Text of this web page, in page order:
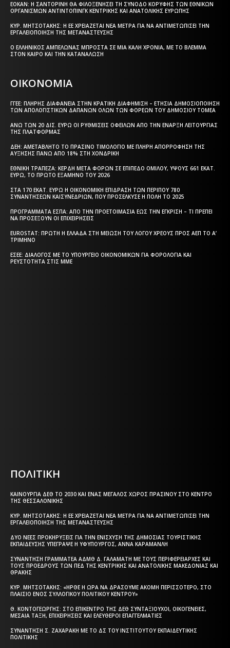
ΕΟΚΑΝ: Η ΣΑΝΤΟΡΊΝΗ ΘΑ ΦΙΛΟΞΕΝΉΣΕΙ ΤΗ ΣΎΝΟΔΟ ΚΟΡΥΦΉΣ ΤΩΝ ΕΘΝΙΚΏΝ
ΟΡΓΑΝΙΣΜΏΝ ΑΝΤΙΝΤΌΠΙΝΓΚ ΚΕΝΤΡΙΚΉΣ ΚΑΙ ΑΝΑΤΟΛΙΚΉΣ ΕΥΡΏΠΗΣ
ΚΥΡ. ΜΗΤΣΟΤΆΚΗΣ: Η ΕΕ ΧΡΕΙΆΖΕΤΑΙ ΝΈΑ ΜΈΤΡΑ ΓΙΑ ΝΑ ΑΝΤΙΜΕΤΩΠΊΣΕΙ ΤΗΝ
ΕΡΓΑΛΕΙΟΠΟΊΗΣΗ ΤΗΣ ΜΕΤΑΝΆΣΤΕΥΣΗΣ
Ο ΕΛΛΗΝΙΚΌΣ ΑΜΠΕΛΏΝΑΣ ΜΠΡΟΣΤΆ ΣΕ ΜΙΑ ΚΑΛΉ ΧΡΟΝΙΆ, ΜΕ ΤΟ ΒΛΈΜΜΑ
ΣΤΟΝ ΚΑΙΡΌ ΚΑΙ ΤΗΝ ΚΑΤΑΝΆΛΩΣΗ
ΟΙΚΟΝΟΜΙΑ
ΓΓΕΕ: ΠΛΉΡΗΣ ΔΙΑΦΆΝΕΙΑ ΣΤΗΝ ΚΡΑΤΙΚΉ ΔΙΑΦΉΜΙΣΗ – EΤΉΣΙΑ ΔΗΜΟΣΙΟΠΟΊΗΣΗ
ΤΩΝ ΑΠΟΛΟΓΙΣΤΙΚΏΝ ΔΑΠΑΝΏΝ ΌΛΩΝ ΤΩΝ ΦΟΡΈΩΝ ΤΟΥ ΔΗΜΟΣΊΟΥ ΤΟΜΈΑ
ΆΝΩ ΤΩΝ 20 ΔΙΣ. ΕΥΡΏ ΟΙ ΡΥΘΜΊΣΕΙΣ ΟΦΕΙΛΏΝ ΑΠΌ ΤΗΝ ΈΝΑΡΞΗ ΛΕΙΤΟΥΡΓΊΑΣ
ΤΗΣ ΠΛΑΤΦΌΡΜΑΣ
ΔΕΗ: ΑΜΕΤΆΒΛΗΤΟ ΤΟ ΠΡΆΣΙΝΟ ΤΙΜΟΛΌΓΙΟ ΜΕ ΠΛΉΡΗ ΑΠΟΡΡΌΦΗΣΗ ΤΗΣ
ΑΎΞΗΣΗΣ ΠΆΝΩ ΑΠΌ 18% ΣΤΗ ΧΟΝΔΡΙΚΉ
ΕΘΝΙΚΉ ΤΡΆΠΕΖΑ: ΚΈΡΔΗ ΜΕΤΆ ΦΌΡΩΝ ΣΕ ΕΠΊΠΕΔΟ ΟΜΊΛΟΥ, ΎΨΟΥΣ 661 ΕΚΑΤ.
ΕΥΡΏ, ΤΟ ΠΡΏΤΟ ΕΞΆΜΗΝΟ ΤΟΥ 2026
ΣΤΑ 170 ΕΚΑΤ. ΕΥΡΏ Η ΟΙΚΟΝΟΜΙΚΉ ΕΠΊΔΡΑΣΗ ΤΩΝ ΠΕΡΊΠΟΥ 780
ΣΥΝΑΝΤΉΣΕΩΝ ΚΑΙΣΥΝΕΔΡΊΩΝ, ΠΟΥ ΠΡΟΣΈΛΚΥΣΕ Η ΠΌΛΗ ΤΟ 2025
ΠΡΟΓΡΆΜΜΑΤΑ EΣΠΑ: ΑΠΌ ΤΗΝ ΠΡΟΕΤΟΙΜΑΣΊΑ ΈΩΣ ΤΗΝ ΈΓΚΡΙΣΗ – ΤΙ ΠΡΈΠΕΙ
ΝΑ ΠΡΟΣΈΞΟΥΝ ΟΙ ΕΠΙΧΕΙΡΉΣΕΙΣ
EUROSTAT: ΠΡΏΤΗ Η ΕΛΛΆΔΑ ΣΤΗ ΜΕΊΩΣΗ ΤΟΥ ΛΌΓΟΥ ΧΡΈΟΥΣ ΠΡΟΣ ΑΕΠ ΤΟ Α’
ΤΡΊΜΗΝΟ
ΕΣΕΕ: ΔΙΆΛΟΓΟΣ ΜΕ ΤΟ ΥΠΟΥΡΓΕΊΟ ΟΙΚΟΝΟΜΙΚΏΝ ΓΙΑ ΦΟΡΟΛΟΓΊΑ ΚΑΙ
ΡΕΥΣΤΌΤΗΤΑ ΣΤΙΣ ΜΜΕ
ΠΟΛΙΤΙΚΗ
ΚΑΙΝΟΎΡΓΙΑ ΔΕΘ ΤΟ 2030 ΚΑΙ ΈΝΑΣ ΜΕΓΆΛΟΣ ΧΏΡΟΣ ΠΡΑΣΊΝΟΥ ΣΤΟ ΚΈΝΤΡΟ
ΤΗΣ ΘΕΣΣΑΛΟΝΊΚΗΣ
ΚΥΡ. ΜΗΤΣΟΤΆΚΗΣ: Η ΕΕ ΧΡΕΙΆΖΕΤΑΙ ΝΈΑ ΜΈΤΡΑ ΓΙΑ ΝΑ ΑΝΤΙΜΕΤΩΠΊΣΕΙ ΤΗΝ
ΕΡΓΑΛΕΙΟΠΟΊΗΣΗ ΤΗΣ ΜΕΤΑΝΆΣΤΕΥΣΗΣ
ΔΎΟ ΝΈΕΣ ΠΡΟΚΗΡΎΞΕΙΣ ΓΙΑ ΤΗΝ ΕΝΊΣΧΥΣΗ ΤΗΣ ΔΗΜΌΣΙΑΣ ΤΟΥΡΙΣΤΙΚΉΣ
ΕΚΠΑΊΔΕΥΣΗΣ ΥΠΈΓΡΑΨΕ Η ΥΦΥΠΟΥΡΓΌΣ, ΆΝΝΑ ΚΑΡΑΜΑΝΛΉ
ΣΥΝΆΝΤΗΣΗ ΓΡΑΜΜΑΤΈΑ ΑΔΜΘ Δ. ΓΑΛΑΜΆΤΗ ΜΕ ΤΟΥΣ ΠΕΡΙΦΕΡΕΙΆΡΧΕΣ ΚΑΙ
ΤΟΥΣ ΠΡΟΈΔΡΟΥΣ ΤΩΝ ΠΕΔ ΤΗΣ ΚΕΝΤΡΙΚΉΣ ΚΑΙ ΑΝΑΤΟΛΙΚΉΣ ΜΑΚΕΔΟΝΊΑΣ ΚΑΙ
ΘΡΆΚΗΣ
ΚΥΡ. ΜΗΤΣΟΤΆΚΗΣ: «ΉΡΘΕ Η ΏΡΑ ΝΑ ΔΡΆΣΟΥΜΕ ΑΚΌΜΗ ΠΕΡΙΣΣΌΤΕΡΟ, ΣΤΟ
ΠΛΑΊΣΙΟ ΕΝΌΣ ΣΥΛΛΟΓΙΚΟΎ ΠΟΛΙΤΙΚΟΎ ΚΈΝΤΡΟΥ»
Θ. ΚΟΝΤΟΓΕΏΡΓΗΣ: ΣΤΟ ΕΠΊΚΕΝΤΡΟ ΤΗΣ ΔΕΘ ΣΥΝΤΑΞΙΟΎΧΟΙ, ΟΙΚΟΓΈΝΕΙΕΣ,
ΜΕΣΑΊΑ ΤΆΞΗ, ΕΠΙΧΕΙΡΉΣΕΙΣ ΚΑΙ ΕΛΕΎΘΕΡΟΙ ΕΠΑΓΓΕΛΜΑΤΊΕΣ
ΣΥΝΆΝΤΗΣΗ Σ. ΖΑΧΑΡΆΚΗ ΜΕ ΤΟ ΔΣ ΤΟΥ ΙΝΣΤΙΤΟΎΤΟΥ ΕΚΠΑΙΔΕΥΤΙΚΉΣ
ΠΟΛΙΤΙΚΉΣ